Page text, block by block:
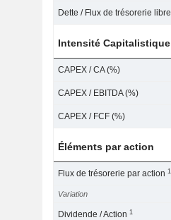
Dette / Flux de trésorerie libre
Intensité Capitalistique
CAPEX / CA (%)
CAPEX / EBITDA (%)
CAPEX / FCF (%)
Éléments par action
Flux de trésorerie par action1
Variation
Dividende / Action1